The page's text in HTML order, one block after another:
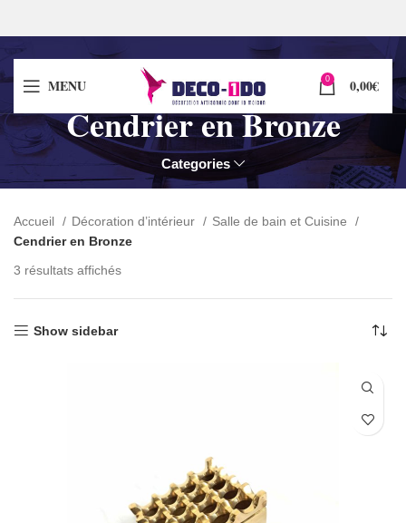
MENU 0 0,00€
Cendrier en Bronze
Categories
Accueil Décoration d’intérieur
Salle de bain et Cuisine
Cendrier en Bronze
3 résultats affichés
Show sidebar